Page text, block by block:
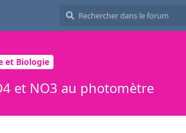
et Biologie
et NO3 au photomètre